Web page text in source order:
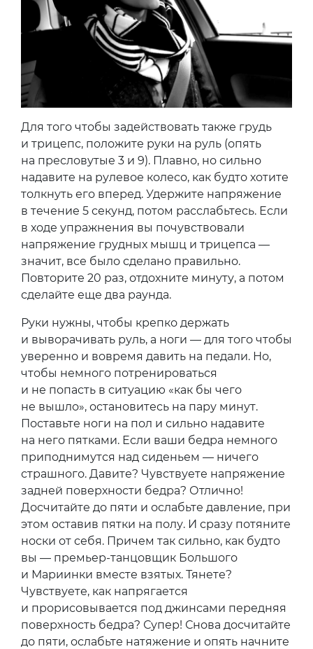
Для того чтобы задействовать также грудь
и трицепс, положите руки на руль (опять
на пресловутые 3 и 9). Плавно, но сильно
надавите на рулевое колесо, как будто хотите
толкнуть его вперед. Удержите напряжение
в течение 5 секунд, потом расслабьтесь. Если
в ходе упражнения вы почувствовали
напряжение грудных мышц и трицепса —
значит, все было сделано правильно.
Повторите 20 раз, отдохните минуту, а потом
сделайте еще два раунда.
Руки нужны, чтобы крепко держать
и выворачивать руль, а ноги — для того чтобы
уверенно и вовремя давить на педали. Но,
чтобы немного потренироваться
и не попасть в ситуацию «как бы чего
не вышло», остановитесь на пару минут.
Поставьте ноги на пол и сильно надавите
на него пятками. Если ваши бедра немного
приподнимутся над сиденьем — ничего
страшного. Давите? Чувствуете напряжение
задней поверхности бедра? Отлично!
Досчитайте до пяти и ослабьте давление, при
этом оставив пятки на полу. И сразу потяните
носки от себя. Причем так сильно, как будто
вы — премьер-танцовщик Большого
и Мариинки вместе взятых. Тянете?
Чувствуете, как напрягается
и прорисовывается под джинсами передняя
поверхность бедра? Супер! Снова досчитайте
до пяти, ослабьте натяжение и опять начните